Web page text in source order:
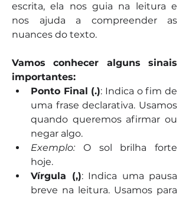
escrita, ela nos guia na leitura e
nos ajuda a compreender as
nuances do texto.
Vamos conhecer alguns sinais
importantes:
Ponto Final (.): Indica o fim de
uma frase declarativa. Usamos
quando queremos afirmar ou
negar algo.
Exemplo: O sol brilha forte
hoje.
Vírgula (,): Indica uma pausa
breve na leitura. Usamos para